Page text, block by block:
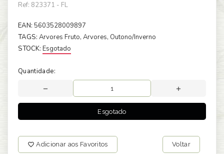
Ref: 823371 - FL
EAN: 5603528009897
TAGS: Arvores Fruto, Arvores, Outono/Inverno
STOCK: Esgotado
Quantidade:
Esgotado
Adicionar aos Favoritos Voltar